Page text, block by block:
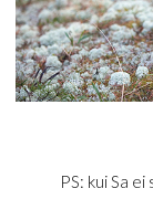
PS: kui Sa